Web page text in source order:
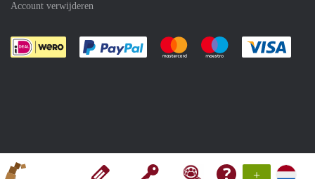
+
Account verwijderen
Je rekent gemakkelijk af met Paypal
Je rekent gemakkelijk af met
Je rekent